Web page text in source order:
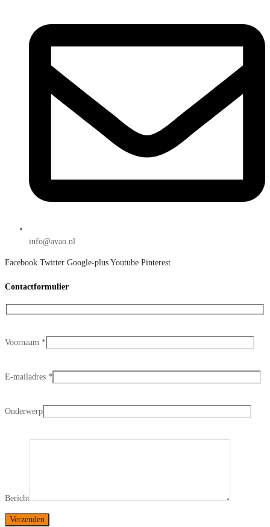
info@avao.nl
Facebook Twitter Google-plus Youtube Pinterest
Contactformulier
Voornaam *
E-mailadres *
Onderwerp
Bericht